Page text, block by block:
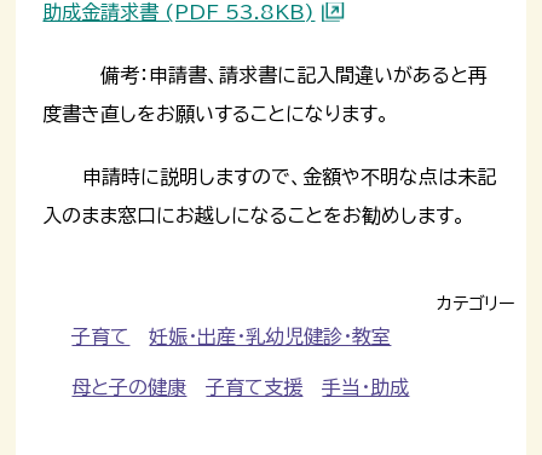
助成金請求書 (PDF 53.8KB)
備考：申請書、請求書に記入間違いがあると再
度書き直しをお願いすることになります。
申請時に説明しますので、金額や不明な点は未記
入のまま窓口にお越しになることをお勧めします。
カテゴリー
子育て 妊娠・出産・乳幼児健診・教室
母と子の健康 子育て支援 手当・助成